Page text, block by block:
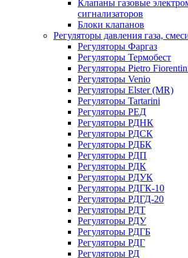
Клапаны газовые
сигнализаторов
Блоки клапанов
Регуляторы давления газа,
Регуляторы Фаргаз
Регуляторы Термобест
Регуляторы Pietro
Регуляторы Venio
Регуляторы Elster (MR)
Регуляторы Tartarini
Регуляторы РЕД
Регуляторы РДНК
Регуляторы РДСК
Регуляторы РДБК
Регуляторы РДП
Регуляторы РДК
Регуляторы РДУК
Регуляторы РДГК-10
Регуляторы РДГД-20
Регуляторы РДТ
Регуляторы РДУ
Регуляторы РДГБ
Регуляторы РДГ
Регуляторы РД